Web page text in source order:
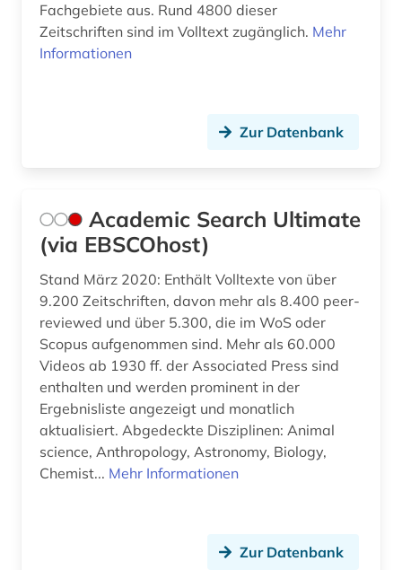
biographistik (1)
biologie (2)
buch (1)
business (1)
chemie (10)
chemie fachdidaktik (1)
china (3)
coaching (1)
comic (1)
Fachgebiete aus. Rund 4800 dieser
Zeitschriften sind im Volltext zugänglich. Mehr
Informationen
Zur Datenbank
Academic Search Ultimate
(via EBSCOhost)
Stand März 2020: Enthält Volltexte von über
9.200 Zeitschriften, davon mehr als 8.400 peer-
reviewed und über 5.300, die im WoS oder
Scopus aufgenommen sind. Mehr als 60.000
Videos ab 1930 ff. der Associated Press sind
enthalten und werden prominent in der
Ergebnisliste angezeigt und monatlich
aktualisiert. Abgedeckte Disziplinen: Animal
science, Anthropology, Astronomy, Biology,
Chemist... Mehr Informationen
Zur Datenbank